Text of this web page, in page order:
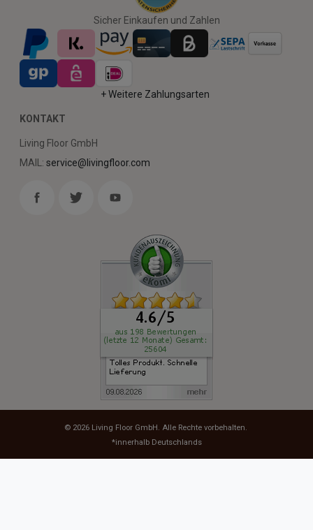
Sicher Einkaufen und Zahlen
+ Weitere Zahlungsarten
KONTAKT
Living Floor GmbH
MAIL: service@livingfloor.com
© 2026 Living Floor GmbH . Alle Rechte vorbehalten.
*innerhalb Deutschlands